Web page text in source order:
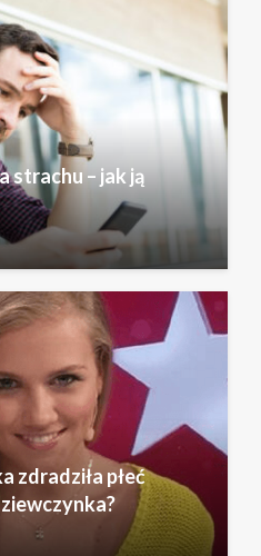
strachu – jak ją
zdradziła płeć